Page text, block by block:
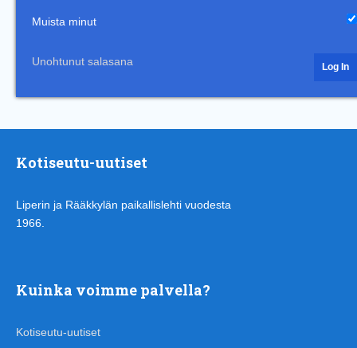
Muista minut
Unohtunut salasana
Kotiseutu-uutiset
Liperin ja Rääkkylän paikallislehti vuodesta
1966.
Kuinka voimme palvella?
Kotiseutu-uutiset